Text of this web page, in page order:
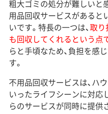
粗大ゴミの処分が難しいと
用品回収サービスがあると
いです。特長の一つは、取り
も回収してくれるという点
らと手頃なため、負担を感
す。
不用品回収サービスは、ハ
いったライフシーンに対応
らのサービスが同時に提供